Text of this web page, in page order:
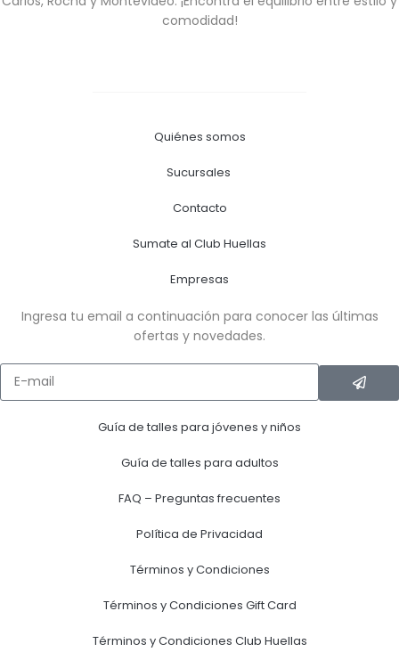
comodidad!
Quiénes somos
Sucursales
Contacto
Sumate al Club Huellas
Empresas
Ingresa tu email a continuación para conocer las últimas
ofertas y novedades.
Guía de talles para jóvenes y niños
Guía de talles para adultos
FAQ – Preguntas frecuentes
Política de Privacidad
Términos y Condiciones
Términos y Condiciones Gift Card
Términos y Condiciones Club Huellas